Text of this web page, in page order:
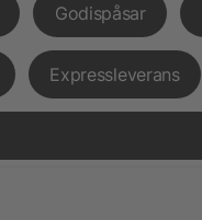
Godispåsar
Expressleverans